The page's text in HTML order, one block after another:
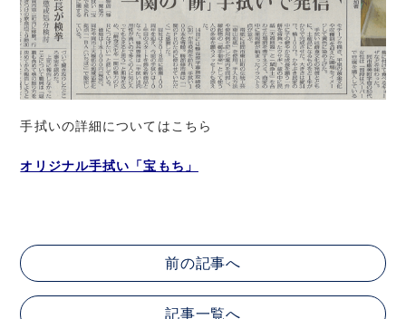
手拭いの詳細についてはこちら
オリジナル手拭い「宝もち」
前の記事へ
記事一覧へ